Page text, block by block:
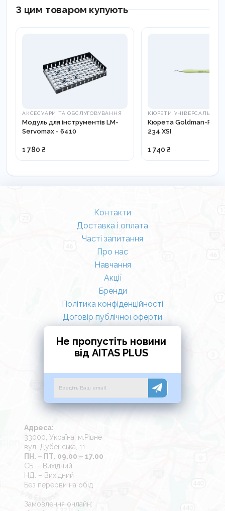
З цим товаром купують
АКСЕСУАРИ ТА ОБСЛУГОВУВАННЯ
Модуль для інструментів LM-
Servomax - 6410
1 780 ₴
КЮРЕТИ УНІВЕРСАЛЬНІ
Кюрета Goldman-Fox 3
234 XSI
1 740 ₴
Контакти
Доставка і оплата
Часті запитання
Про нас
Навчання
Акції
Бренди
Політика конфіденційності
Договір публічної оферти
Не пропустіть новини
від AITAS PLUS
Адреса:
33000, Україна, м.Рівне
вул. Дубенська, 11
ПН. – ПТ. 09.00 – 17.00
СБ. – Вихідний
НД. – Вихідний
Без перерви на обід
Замовлення онлайн: